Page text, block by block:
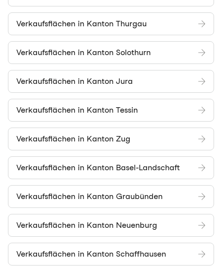
Verkaufsflächen in Kanton Thurgau
Verkaufsflächen in Kanton Solothurn
Verkaufsflächen in Kanton Jura
Verkaufsflächen in Kanton Tessin
Verkaufsflächen in Kanton Zug
Verkaufsflächen in Kanton Basel-Landschaft
Verkaufsflächen in Kanton Graubünden
Verkaufsflächen in Kanton Neuenburg
Verkaufsflächen in Kanton Schaffhausen